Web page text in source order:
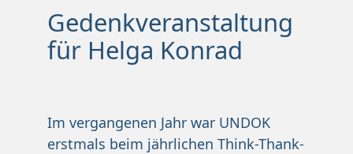
Gedenkveranstaltung
für Helga Konrad
Im vergangenen Jahr war UNDOK
erstmals beim jährlichen Think-Thank-